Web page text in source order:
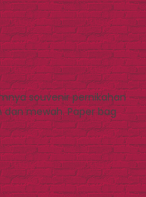
souvenir pernikahan
mewah. Paper bag